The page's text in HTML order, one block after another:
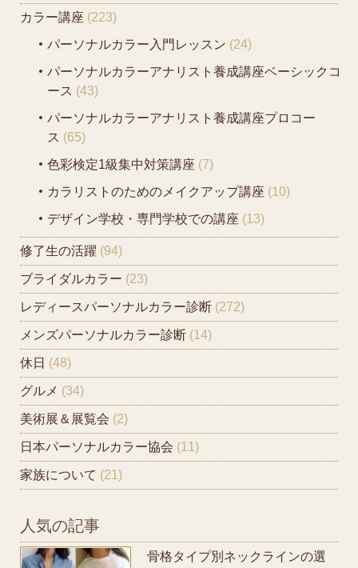
カラー講座 (223)
パーソナルカラー入門レッスン (24)
パーソナルカラーアナリスト養成講座ベーシックコ
ース (43)
パーソナルカラーアナリスト養成講座プロコー
ス (65)
色彩検定1級集中対策講座 (7)
カラリストのためのメイクアップ講座 (10)
デザイン学校・専門学校での講座 (13)
修了生の活躍 (94)
ブライダルカラー (23)
レディースパーソナルカラー診断 (272)
メンズパーソナルカラー診断 (14)
休日 (48)
グルメ (34)
美術展＆展覧会 (2)
日本パーソナルカラー協会 (11)
家族について (21)
人気の記事
骨格タイプ別ネックラインの選